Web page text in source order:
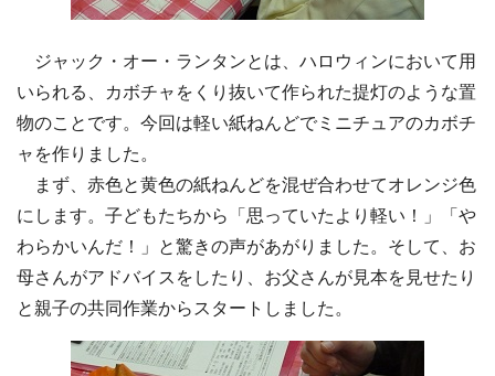
ジャック・オー・ランタンとは、ハロウィンにおいて用
いられる、カボチャをくり抜いて作られた提灯のような置
物のことです。今回は軽い紙ねんどでミニチュアのカボチ
ャを作りました。
まず、赤色と黄色の紙ねんどを混ぜ合わせてオレンジ色
にします。子どもたちから「思っていたより軽い！」「や
わらかいんだ！」と驚きの声があがりました。そして、お
母さんがアドバイスをしたり、お父さんが見本を見せたり
と親子の共同作業からスタートしました。